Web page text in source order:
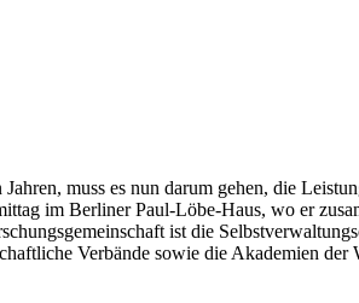
muss es nun darum gehen, die
im Berliner Paul-Löbe-Haus, wo er
ist die
Verbände sowie die Akademien der